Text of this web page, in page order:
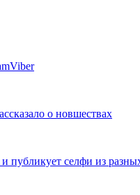
Viber
о новшествах
публикует селфи из